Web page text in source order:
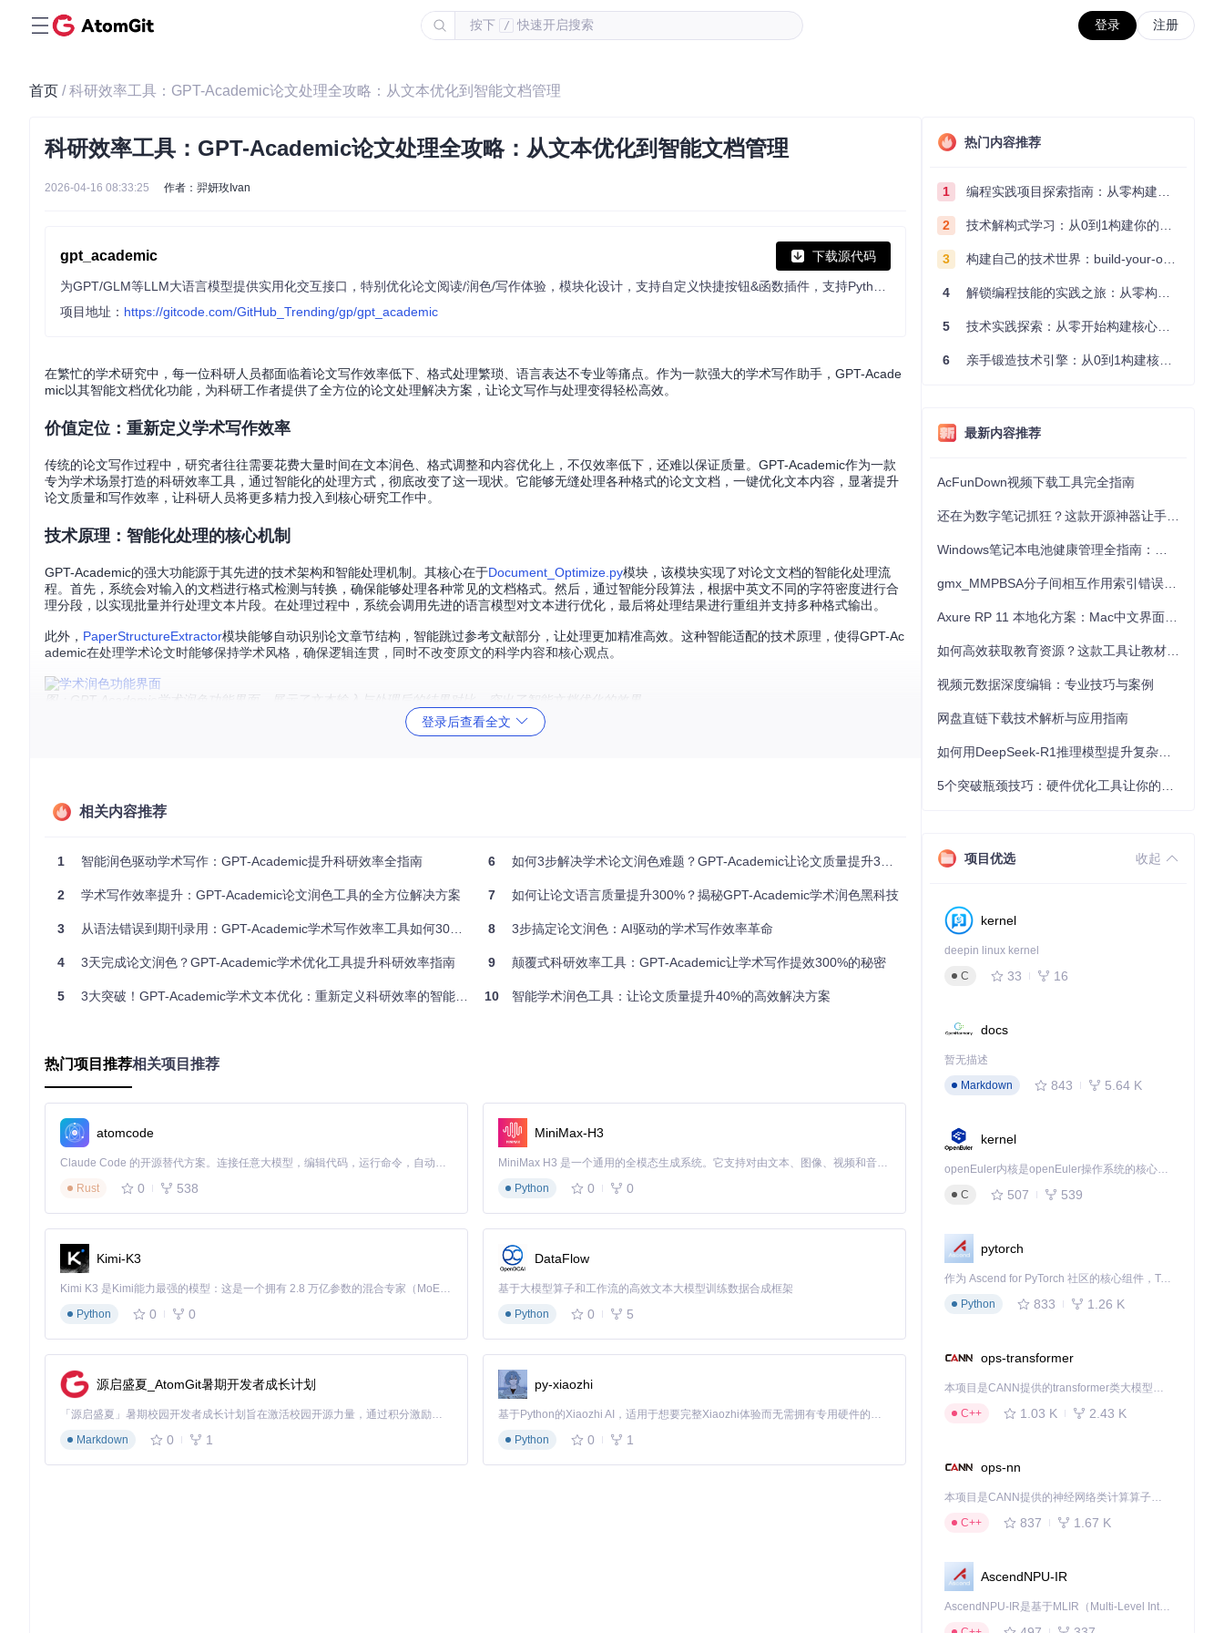
按下 / 快速开启搜索 登录 注册
首页 / 科研效率工具：GPT-Academic论文处理全攻略：从文本优化到智能文档管理
科研效率工具：GPT-Academic论文处理全攻略：从文本优化到智能文档管理
2026-04-16 08:33:25 作者：羿妍玫Ivan
gpt_academic 下载源代码
项目地址： https://gitcode.com/GitHub_Trending/gp/gpt_academic
在繁忙的学术研究中，每一位科研人员都面临着论文写作效率低下、格式处理繁琐、语言表达不专业等痛点。作为一款强大的学术写作助手，GPT-Acade
mic以其智能文档优化功能，为科研工作者提供了全方位的论文处理解决方案，让论文写作与处理变得轻松高效。
价值定位：重新定义学术写作效率
传统的论文写作过程中，研究者往往需要花费大量时间在文本润色、格式调整和内容优化上，不仅效率低下，还难以保证质量。GPT-Academic作为一款
专为学术场景打造的科研效率工具，通过智能化的处理方式，彻底改变了这一现状。它能够无缝处理各种格式的论文文档，一键优化文本内容，显著提升
论文质量和写作效率，让科研人员将更多精力投入到核心研究工作中。
技术原理：智能化处理的核心机制
GPT-Academic的强大功能源于其先进的技术架构和智能处理机制。其核心在于Document_Optimize.py模块，该模块实现了对论文文档的智能化处理流
程。首先，系统会对输入的文档进行格式检测与转换，确保能够处理各种常见的文档格式。然后，通过智能分段算法，根据中英文不同的字符密度进行合
理分段，以实现批量并行处理文本片段。在处理过程中，系统会调用先进的语言模型对文本进行优化，最后将处理结果进行重组并支持多种格式输出。
此外， PaperStructureExtractor模块能够自动识别论文章节结构，智能跳过参考文献部分，让处理更加精准高效。这种智能适配的技术原理，使得GPT-Ac
ademic在处理学术论文时能够保持学术风格，确保逻辑连贯，同时不改变原文的科学内容和核心观点。
图：GPT-Academic学术润色功能界面，展示了文本输入与处理后的结果对比，突出了智能文档优化的效果。
对于正在撰写论文的科研人员来说，语言表达的专业性和准确性至关重要。GPT-Academic的学术润色功能能够快速识别文本中的语法错误、表达不规范
等问题，并进行针对性优化。无论是英文论文还是中文论文，都能得到专业的润色处理，让论文语言更加严谨、流畅。
Word文档和PDF等多种格式，满足不同场景的需求。例如，将Latex格式的论文转换为Markdown格式，便于在线阅读和分享；将PDF论文转换为Word文
对于长篇学术论文，处理起来往往十分繁琐。GPT-Academic采用智能分段策略，根据文本类型（中文或英文）进行合理分段，保持段落完整性，避免拆
分公式和引用。处理进度实时显示在界面上，支持断点续传，让长篇论文处理变得轻松高效。
进阶技巧：提升论文处理效率的实用方法
自定义优化规则
用户可以根据自己的需求，在高级参数中自定义优化规则。例如，指定“提高表达准确性”“符合特定学科术语规范”等要求，系统会将这些要求融入处理流
多模型对比选择
GPT-Academic支持同时调用多种LLM模型进行处理，用户可以根据论文的特点和需求选择合适的模型。不同模型在处理不同类型的文本时各有优势，通
过多模型对比选择，可以获得更满意的处理效果。
批量处理设置
对于需要处理多个文档的情况，用户可以进行批量处理设置。合理调整分段大小、并行任务数量等参数，优化处理速度，提高工作效率。
在处理一些排版复杂的文档时，可能会出现格式错乱的情况。此时，用户可以检查原始文件是否有复杂排版，尝试先转换为Latex格式，或者使用“保留原
始格式”选项，以减少格式问题的发生。
处理速度慢问题
如果处理速度较慢，用户可以关闭不必要的并行任务，调整分段大小（增大段落长度），或者选择更快的模型，如GPT-3.5 Turbo，以提高处理速度。
登录后查看全文
相关内容推荐
1 智能润色驱动学术写作：GPT-Academic提升科研效率全指南
2 学术写作效率提升：GPT-Academic论文润色工具的全方位解决方案
3 从语法错误到期刊录用：GPT-Academic学术写作效率工具如何300%提升论文质量
4 3天完成论文润色？GPT-Academic学术优化工具提升科研效率指南
5 3大突破！GPT-Academic学术文本优化：重新定义科研效率的智能润色引擎
6 如何3步解决学术论文润色难题？GPT-Academic让论文质量提升300%的实战指南
7 如何让论文语言质量提升300%？揭秘GPT-Academic学术润色黑科技
8 3步搞定论文润色：AI驱动的学术写作效率革命
9 颠覆式科研效率工具：GPT-Academic让学术写作提效300%的秘密
10 智能学术润色工具：让论文质量提升40%的高效解决方案
热门项目推荐相关项目推荐
atomcode
Claude Code 的开源替代方案。连接任意大模型，编辑代码，运行命令，自动验证 — 全自动执行。用 Rust 构建，极致性能。 ｜ An open-source alternative to Claude Code. Connect any LLM, edit code, run commands, and verify changes — autonomously. Built in Rust for speed. Get Started
Rust
0 538
MiniMax-H3
MiniMax H3 是一个通用的全模态生成系统。它支持对由文本、图像、视频和音频组成的多模态上下文进行统一理解，并能生成分辨率高达 2K、时长可达 15 秒的带原生立体声音频的视频。得益于面向任务泛化的系统设计，H3 在预训练阶段就已具备广泛的多模态上下文理解与生成能力，能够出色地执行复杂的多模态指令。
Python
0 0
Kimi-K3
Kimi K3 是Kimi能力最强的模型：这是一个拥有 2.8 万亿参数的混合专家（MoE）模型，具备原生视觉理解能力，并支持 100 万 token 的上下文窗口。
Python
0 0
DataFlow
基于大模型算子和工作流的高效文本大模型训练数据合成框架
Python
0 5
源启盛夏_AtomGit暑期开发者成长计划
「源启盛夏」暑期校园开发者成长计划旨在激活校园开源力量，通过积分激励、认证扶持、资源倾斜等形式，引导高校组织和开发者完成「入驻 — 建项目 — 做贡献 — 获认证 — 得资源」的完整闭环。无论你是想带领社团入驻平台的组织者，还是希望用代码贡献证明自己的开发者，都能在这里找到属于你的成长路径。
Markdown
0 1
py-xiaozhi
基于Python的Xiaozhi AI，适用于想要完整Xiaozhi体验而无需拥有专用硬件的用户。
Python
0 1
热门内容推荐
1 编程实践项目探索指南：从零构建技术能力体系
2 技术解构式学习：从0到1构建你的编程知识体系
3 构建自己的技术世界：build-your-own-x项目的实践探索指南
4 解锁编程技能的实践之旅：从零构建你的技术世界
5 技术实践探索：从零开始构建核心系统的实践指南
6 亲手锻造技术引擎：从0到1构建核心系统的实践指南
最新内容推荐
AcFunDown视频下载工具完全指南
视频元数据深度编辑：专业技巧与案例
网盘直链下载技术解析与应用指南
项目优选 收起
kernel
deepin linux kernel
C
33 16
docs
暂无描述
Markdown
843 5.64 K
kernel
openEuler内核是openEuler操作系统的核心，既是系统性能与稳定性的基石，也是连接处理器、设备与服务的桥梁。
C
507 539
pytorch
作为 Ascend for PyTorch 社区的核心组件，TorchNPU 是昇腾专为 PyTorch 打造的深度学习适配插件，使 PyTorch 框架能够直接调用昇腾 NPU，为开发者提供昇腾 AI 处理器的超强算力。
Python
833 1.26 K
ops-transformer
本项目是CANN提供的transformer类大模型算子库，实现网络在NPU上加速计算。
C++
1.03 K 2.43 K
ops-nn
本项目是CANN提供的神经网络类计算算子库，实现网络在NPU上加速计算。
C++
837 1.67 K
AscendNPU-IR
AscendNPU-IR是基于MLIR（Multi-Level Intermediate Representation）构建的，面向昇腾亲和算子编译时使用的中间表示，提供昇腾完备表达能力，通过编译优化提升昇腾AI处理器计算效率，支持通过生态框架使能昇腾AI处理器与深度调优